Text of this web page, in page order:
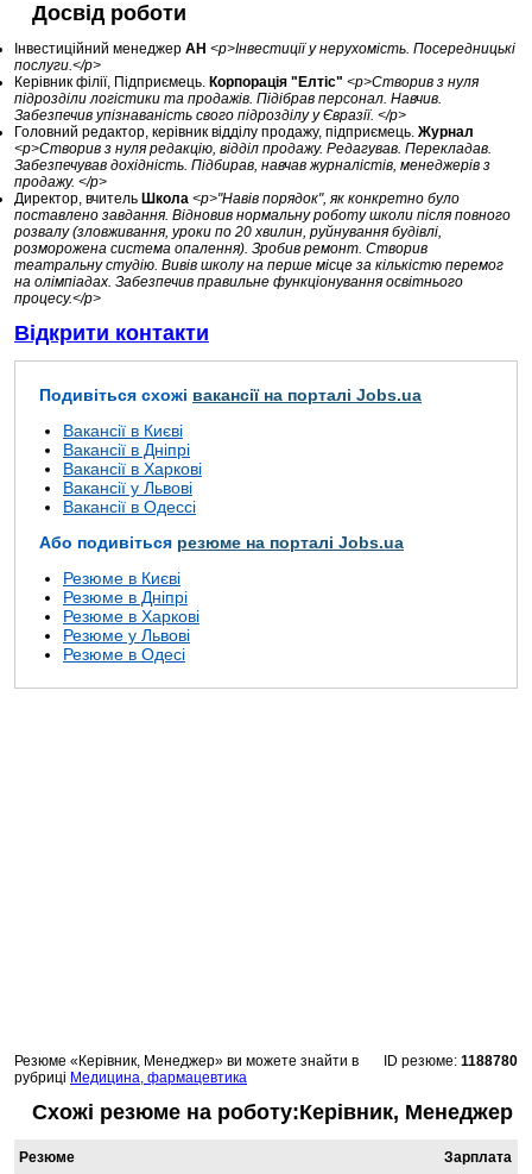
Досвід роботи
Інвестиційний менеджер АН <p>Інвестиції у нерухомість. Посередницькі
послуги.</p>
Керівник філії, Підприємець. Корпорація "Елтіс" <p>Створив з нуля
підрозділи логістики та продажів. Підібрав персонал. Навчив.
Забезпечив упізнаваність свого підрозділу у Євразії. </p>
Головний редактор, керівник відділу продажу, підприємець. Журнал
<p>Створив з нуля редакцію, відділ продажу. Редагував. Перекладав.
Забезпечував дохідність. Підбирав, навчав журналістів, менеджерів з
продажу. </p>
Директор, вчитель Школа <p>"Навів порядок", як конкретно було
поставлено завдання. Відновив нормальну роботу школи після повного
розвалу (зловживання, уроки по 20 хвилин, руйнування будівлі,
розморожена система опалення). Зробив ремонт. Створив
театральну студію. Вивів школу на перше місце за кількістю перемог
на олімпіадах. Забезпечив правильне функціонування освітнього
процесу.</p>
Відкрити контакти
Подивіться схожі вакансії на порталі Jobs.ua
Вакансії в Києві
Вакансії в Дніпрі
Вакансії в Харкові
Вакансії у Львові
Вакансії в Одессі
Або подивіться резюме на порталі Jobs.ua
Резюме в Києві
Резюме в Дніпрі
Резюме в Харкові
Резюме у Львові
Резюме в Одесі
Резюме «Керівник, Менеджер» ви можете знайти в
рубриці Медицина, фармацевтика
ID резюме: 1188780
Схожі резюме на роботу:Керівник, Менеджер
Резюме Зарплата